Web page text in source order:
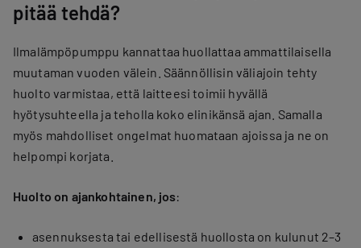
pitää tehdä?
Ilmalämpöpumppu kannattaa huollattaa ammattilaisella
muutaman vuoden välein. Säännöllisin väliajoin tehty
huolto varmistaa, että laitteesi toimii hyvällä
hyötysuhteella ja teholla koko elinikänsä ajan. Samalla
myös mahdolliset ongelmat huomataan ajoissa ja ne on
helpompi korjata.
Huolto on ajankohtainen, jos:
asennuksesta tai edellisestä huollosta on kulunut 2–3